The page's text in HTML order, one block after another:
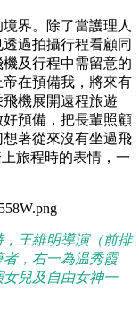
界。除了當護理人
過拍攝行程看顧同
及行程中需留意的
在預備我，將來有
機展開遠程旅遊
預備，把長輩照顧
著從來沒有坐過飛
旅程時的表情，一
王維明導演（前排
，右一為温秀霞
女兒及自由女神一